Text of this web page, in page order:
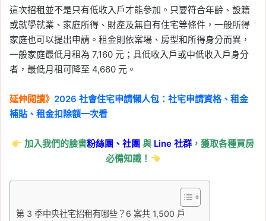
這次招租並不是只有低收入戶才能參加。只要符合年齡、設籍
或就學就業、家庭所得、財產及無自有住宅等條件，一般所得
家庭也可以提出申請。租金則依案場、房型和所得身分而異，
一般家庭最低月租為 7,160 元；具低收入戶或中低收入戶身分
者，最低月租可降至 4,660 元。
延伸閱讀》 2026 社會住宅申請懶人包：社宅申請資格、租金
補貼、租金扣除額一次看
加入我們的臉書粉絲團、社團與 Line社群 ，獲取各種買房
必備知識！
第 3 季中央社宅招租有哪些？6 案共 1,500 戶